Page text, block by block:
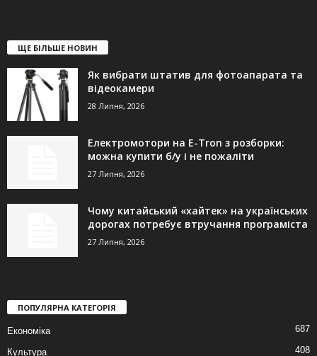
ЩЕ БІЛЬШЕ НОВИН
Як вибрати штатив для фотоапарата та
відеокамери
28 Липня, 2026
Електромотори на E-Tron з розборки:
можна купити б/у і не пожаліти
27 Липня, 2026
Чому китайський «хайтек» на українських
дорогах потребує втручання програміста
27 Липня, 2026
ПОПУЛЯРНА КАТЕГОРІЯ
Економіка 687
Культура 408